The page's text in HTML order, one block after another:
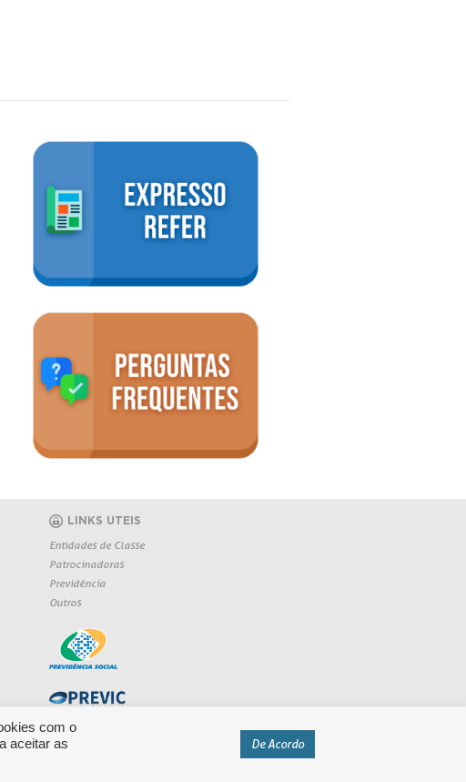
LINKS UTEIS
Entidades de Classe
Patrocinadoras
Previdência
Outros
com o
aceitar as
De Acordo